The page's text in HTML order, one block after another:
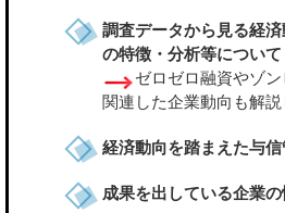
調査データから見る経
の特徴・分析等について
ゼロゼロ融資やゾ
関連した企業動向も解説
経済動向を踏まえた与
成果を出している企業の